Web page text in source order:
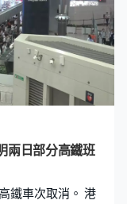
兩日部分高鐵班
鐵車次取消。 港